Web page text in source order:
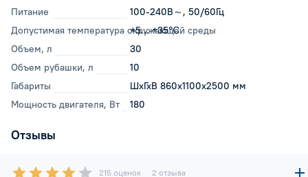
Питание
100-240В～, 50/60Гц
Допустимая температура окружающей среды
+5... +35℃
Объем, л
30
Объем рубашки, л
10
Габариты
ШхГхВ 860х1100х2500 мм
Мощность двигателя, Вт
180
Отзывы
215 оценок 2 отзыва